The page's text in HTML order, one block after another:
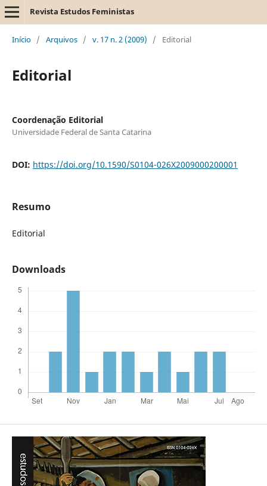
Revista Estudos Feministas
Início / Arquivos / v. 17 n. 2 (2009) / Editorial
Editorial
Coordenação Editorial
Universidade Federal de Santa Catarina
DOI: https://doi.org/10.1590/S0104-026X2009000200001
Resumo
Editorial
Downloads